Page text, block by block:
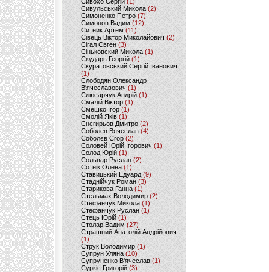
Сивульський Микола(2)
Симоненко Петро(7)
Симонов Вадим (12)
Ситник Артем(11)
Сівець Віктор Миколайович(2)
Сігал Євген (3)
Сіньковский Микола(1)
Скударь Георгій (1)
Скуратовський Сергій Іванович
(1)
Слободян Олександр
В'ячеславович(1)
Слюсарчук Андрій(1)
Смалій Віктор (1)
Смешко Ігор (1)
Смолій Яків (1)
Снєгирьов Дмитро (2)
Соболев Вячеслав (4)
Соболєв Єгор(2)
Соловей Юрій Ігорович (1)
Солод Юрій (1)
Сольвар Руслан (2)
Сотнік Олена(1)
Ставицький Едуард (9)
Стаднійчук Роман(3)
Старикова Ганна (1)
Стельмах Володимир(2)
Стефанчук Микола (1)
Стефанчук Руслан (1)
Стець Юрій (1)
Столар Вадим(27)
Страшний Анатолій Андрійович
(1)
Струк Володимир (1)
Супрун Уляна (10)
Супруненко В'ячеслав (1)
Суркіс Григорій (3)